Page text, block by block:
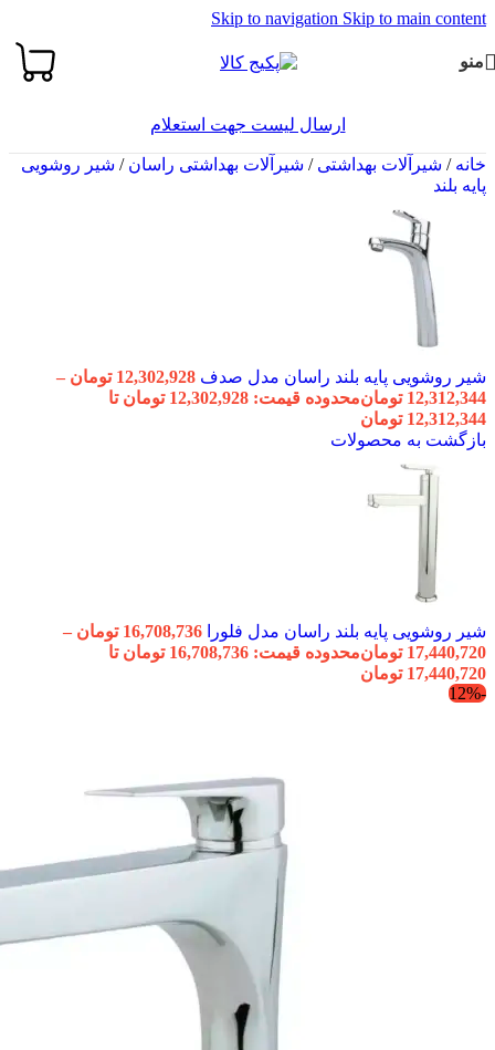
Skip to navigation Skip to main content
منو
ارسال لیست جهت استعلام
خانه/ شیرآلات بهداشتی/ شیرآلات بهداشتی راسان/ شیر روشویی
پایه بلند
شیر روشویی پایه بلند راسان مدل صدف 12,302,928 تومان –
12,312,344 تومان
محدوده قیمت: 12,302,928 تومان تا
12,312,344 تومان
بازگشت به محصولات
شیر روشویی پایه بلند راسان مدل فلورا 16,708,736 تومان –
17,440,720 تومان
محدوده قیمت: 16,708,736 تومان تا
17,440,720 تومان
-12%